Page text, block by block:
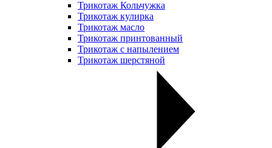
Трикотаж Кольчужка
Трикотаж кулирка
Трикотаж масло
Трикотаж принтованный
Трикотаж с напылением
Трикотаж шерстяной